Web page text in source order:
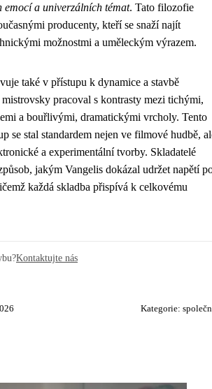
emocí a univerzálních témat. Tato filozofie
producenty, kteří se snaží najít
možnostmi a uměleckým výrazem.
také v přístupu k dynamice a stavbě
pracoval s kontrasty mezi tichými,
a bouřlivými, dramatickými vrcholy. Tento
se stal standardem nejen ve filmové hudbě,
a experimentální tvorby. Skladatelé
jakým Vangelis dokázal udržet napětí
každá skladba přispívá k celkovému
Kontaktujte nás
Kategorie: